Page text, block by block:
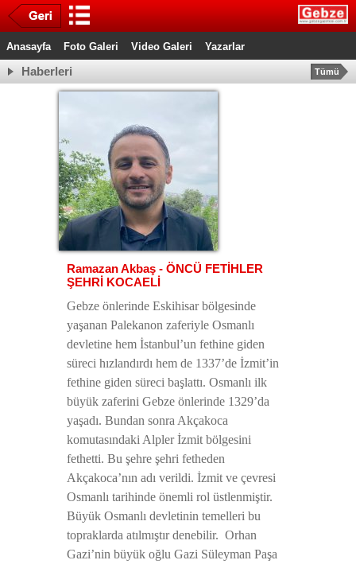
Anasayfa Foto Galeri Video Galeri Yazarlar
Haberleri Tümü
Ramazan Akbaş - ÖNCÜ FETİHLER
ŞEHRİ KOCAELİ
Gebze önlerinde Eskihisar bölgesinde
yaşanan Palekanon zaferiyle Osmanlı
devletine hem İstanbul’un fethine giden
süreci hızlandırdı hem de 1337’de İzmit’in
fethine giden süreci başlattı. Osmanlı ilk
büyük zaferini Gebze önlerinde 1329’da
yaşadı. Bundan sonra Akçakoca
komutasındaki Alpler İzmit bölgesini
fethetti. Bu şehre şehri fetheden
Akçakoca’nın adı verildi. İzmit ve çevresi
Osmanlı tarihinde önemli rol üstlenmiştir.
Büyük Osmanlı devletinin temelleri bu
topraklarda atılmıştır denebilir. Orhan
Gazi’nin büyük oğlu Gazi Süleyman Paşa